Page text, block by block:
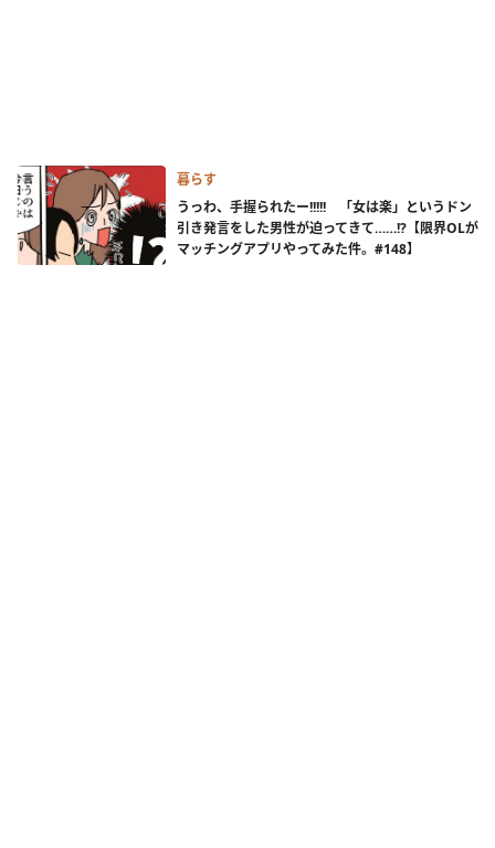
暮らす
うっわ、手握られたー!!!!! 「女は楽」というドン
引き発言をした男性が迫ってきて……!?【限界OLが
マッチングアプリやってみた件。#148】